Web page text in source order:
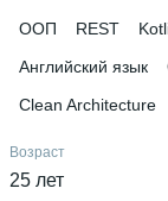
ООП REST
Английский язык
Clean Architecture
Возраст
25 лет